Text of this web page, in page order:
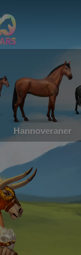
Hannoveraner